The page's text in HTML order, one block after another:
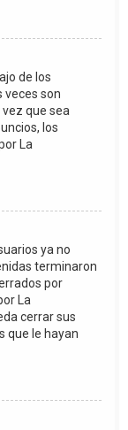
de los
veces son
que sea
los
La
ya no
terminaron
por
La
cerrar sus
que le hayan